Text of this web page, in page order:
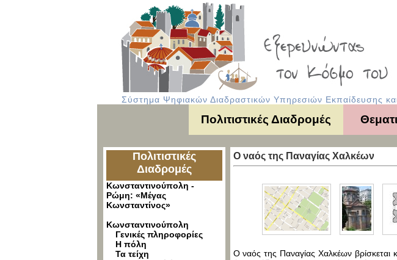
Σύστημα Ψηφιακών Διαδραστικών Υπηρεσιών Εκπαίδευσης
Πολιτιστικές Διαδρομές
Πολιτιστικές
Διαδρομές
Κωνσταντινούπολη -
Ρώμη: «Μέγας
Κωνσταντίνος»
Κωνσταντινούπολη
Γενικές πληροφορίες
Η πόλη
Τα τείχη
Ο ναός της Παναγίας Χαλκέων
Ο ναός της Παναγίας Χαλκέων βρίσκεται